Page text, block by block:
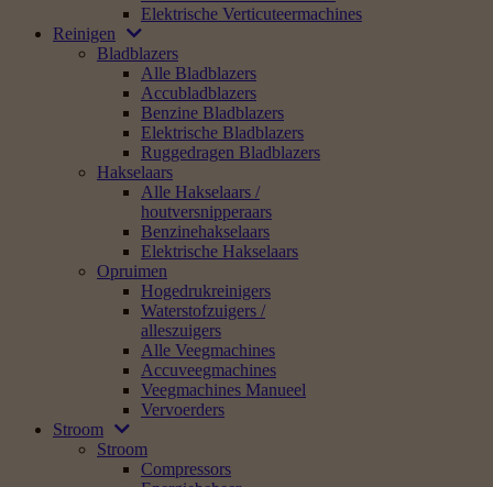
Elektrische Verticuteermachines
Reinigen
Bladblazers
Alle Bladblazers
Accubladblazers
Benzine Bladblazers
Elektrische Bladblazers
Ruggedragen Bladblazers
Hakselaars
Alle Hakselaars /
houtversnipperaars
Benzinehakselaars
Elektrische Hakselaars
Opruimen
Hogedrukreinigers
Waterstofzuigers /
alleszuigers
Alle Veegmachines
Accuveegmachines
Veegmachines Manueel
Vervoerders
Stroom
Stroom
Compressors